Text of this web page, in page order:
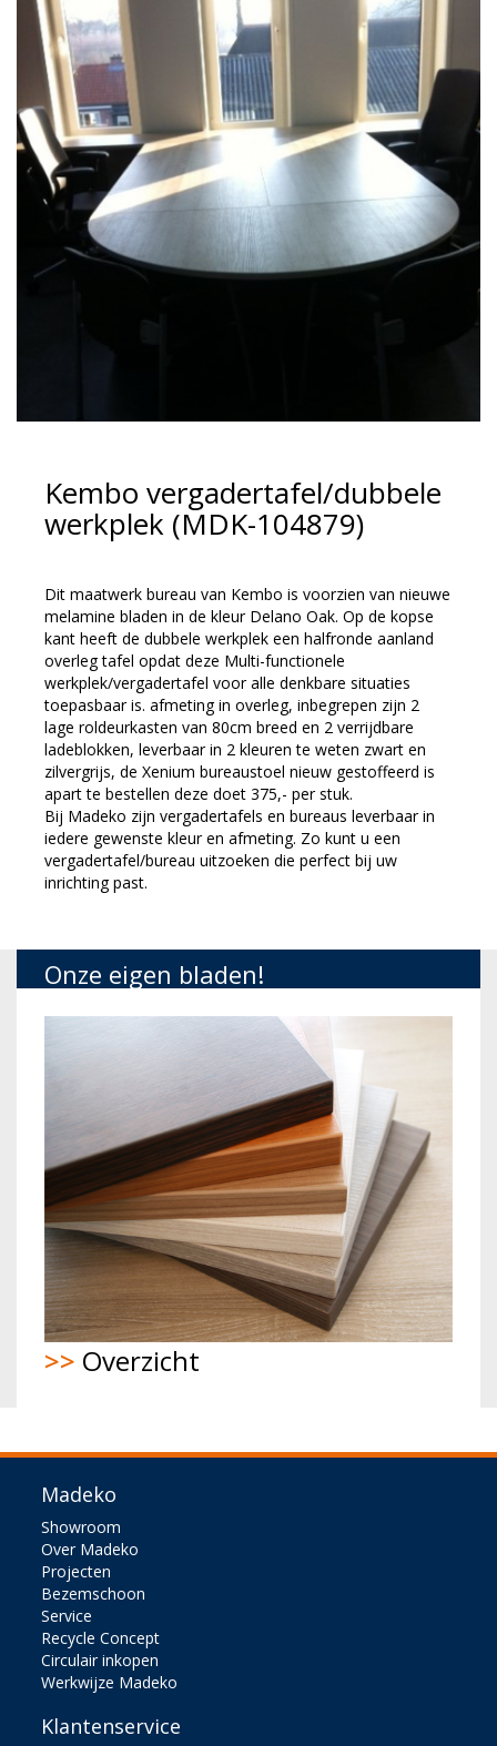
Kembo vergadertafel/dubbele
werkplek (MDK-104879)
Dit maatwerk bureau van Kembo is voorzien van nieuwe
melamine bladen in de kleur Delano Oak. Op de kopse
kant heeft de dubbele werkplek een halfronde aanland
overleg tafel opdat deze Multi-functionele
werkplek/vergadertafel voor alle denkbare situaties
toepasbaar is. afmeting in overleg, inbegrepen zijn 2
lage roldeurkasten van 80cm breed en 2 verrijdbare
ladeblokken, leverbaar in 2 kleuren te weten zwart en
zilvergrijs, de Xenium bureaustoel nieuw gestoffeerd is
apart te bestellen deze doet 375,- per stuk.
Bij Madeko zijn vergadertafels en bureaus leverbaar in
iedere gewenste kleur en afmeting. Zo kunt u een
vergadertafel/bureau uitzoeken die perfect bij uw
inrichting past.
Onze eigen bladen!
>> Overzicht
Madeko
Showroom
Over Madeko
Projecten
Bezemschoon
Service
Recycle Concept
Circulair inkopen
Werkwijze Madeko
Klantenservice